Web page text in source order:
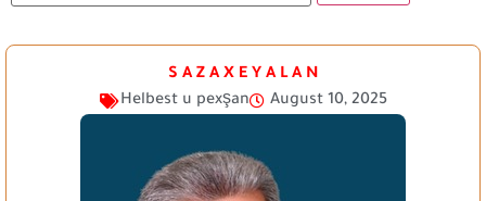
‏S A Z A X E Y A L A N
Helbest u pexşan
August 10, 2025